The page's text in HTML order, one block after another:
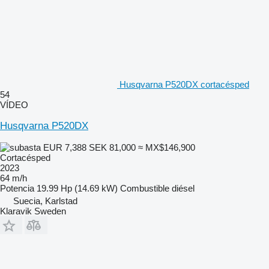
Husqvarna P520DX cortacésped
54
VÍDEO
Husqvarna P520DX
EUR 7,388 SEK 81,000 ≈ MX$146,900
Cortacésped
2023
64 m/h
Potencia 19.99 Hp (14.69 kW) Combustible diésel
Suecia, Karlstad
Klaravik Sweden